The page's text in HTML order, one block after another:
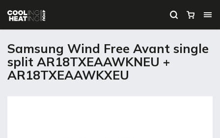
Samsung Wind Free Avant single
split AR18TXEAAWKNEU +
AR18TXEAAWKXEU